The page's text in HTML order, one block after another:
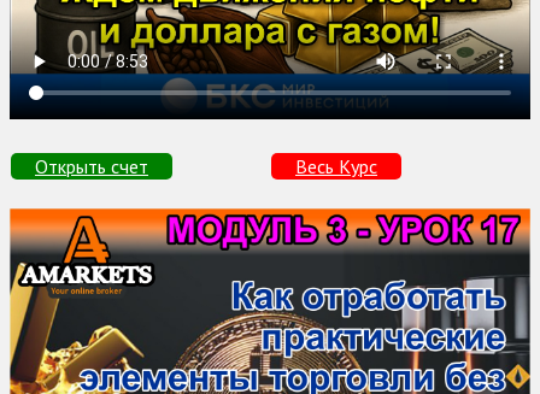
Открыть счет Весь Курс